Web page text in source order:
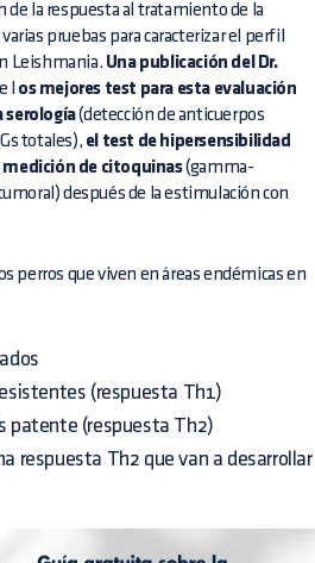
de la respuesta al tratamiento de la
pruebas para caracterizar el perfil
Leishmania. Una publicación del Dr.
l os mejores test para esta evaluación
serología(detección de anticuerpos
totales), el test de hipersensibilidad
medición de citoquinas(gamma-
después de la estimulación con
perros que viven en áreas endémicas en
(respuesta Th1)
patente (respuesta Th2)
respuesta Th2 que van a desarrollar